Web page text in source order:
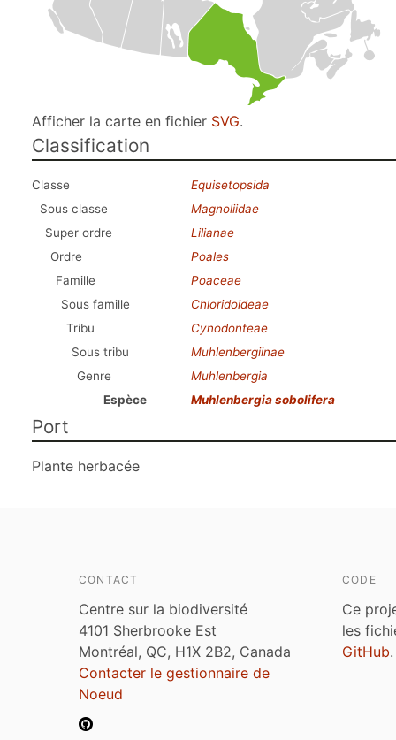
Afficher la carte en fichier SVG.
Classification
Classe
Equisetopsida
Sous classe
Magnoliidae
Super ordre
Lilianae
Ordre
Poales
Famille
Poaceae
Sous famille
Chloridoideae
Tribu
Cynodonteae
Sous tribu
Muhlenbergiinae
Genre
Muhlenbergia
Espèce
Muhlenbergia sobolifera
Port
Plante herbacée
CONTACT
Centre sur la biodiversité
4101 Sherbrooke Est
Montréal, QC, H1X 2B2, Canada
Contacter le gestionnaire de
Noeud
CODE
Ce
les
GitHub.